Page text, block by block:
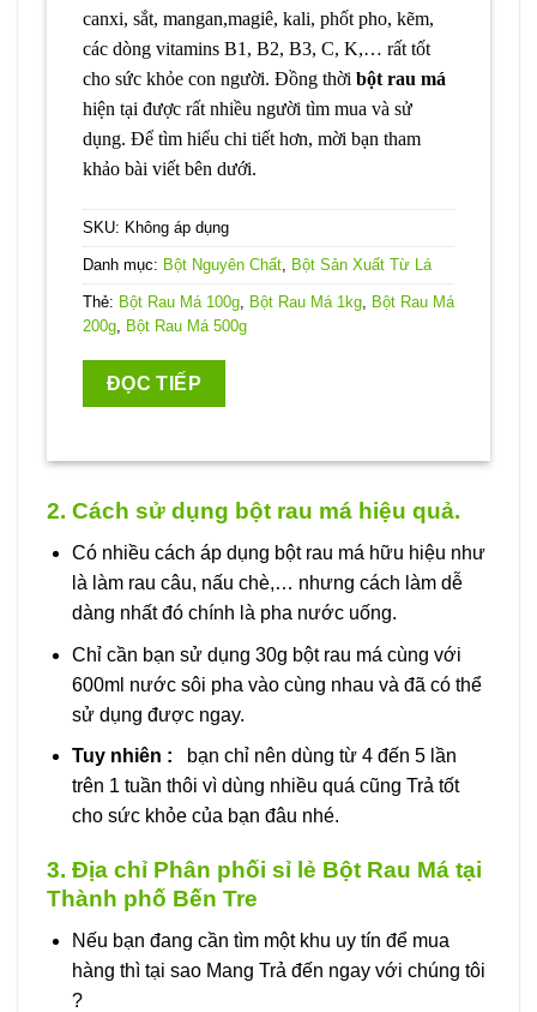
đến
canxi, sắt, mangan,magiê, kali, phốt pho, kẽm,
các dòng vitamins B1, B2, B3, C, K,… rất tốt
cho sức khỏe con người. Đồng thời bột rau má
hiện tại được rất nhiều người tìm mua và sử
dụng. Để tìm hiểu chi tiết hơn, mời bạn tham
khảo bài viết bên dưới.
SKU: Không áp dụng
Danh mục: Bột Nguyên Chất, Bột Sản Xuất Từ Lá
Thẻ: Bột Rau Má 100g, Bột Rau Má 1kg, Bột Rau Má
200g, Bột Rau Má 500g
ĐỌC TIẾP
2. Cách sử dụng bột rau má hiệu quả.
Có nhiều cách áp dụng bột rau má hữu hiệu như
là làm rau câu, nấu chè,… nhưng cách làm dễ
dàng nhất đó chính là pha nước uống.
Chỉ cần bạn sử dụng 30g bột rau má cùng với
600ml nước sôi pha vào cùng nhau và đã có thể
sử dụng được ngay.
Tuy nhiên :
bạn chỉ nên dùng từ 4 đến 5 lần
trên 1 tuần thôi vì dùng nhiều quá cũng Trả tốt
cho sức khỏe của bạn đâu nhé.
3. Địa chỉ Phân phối sỉ lẻ Bột Rau Má tại
Thành phố Bến Tre
Nếu bạn đang cần tìm một khu uy tín để mua
hàng thì tại sao Mang Trả đến ngay với chúng tôi
?